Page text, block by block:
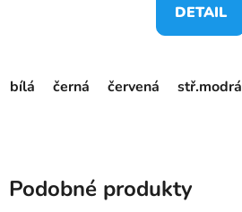
DETAIL
bílá černá červená stř.modrá
Podobné produkty